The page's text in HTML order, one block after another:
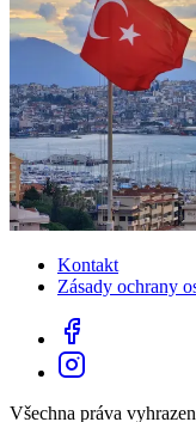
Kontakt
Zásady ochrany
Všechna práva